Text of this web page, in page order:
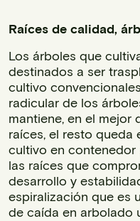
Raíces de calidad,
Los árboles que
destinados a ser
cultivo
radicular de los
mantiene, en el mejor
raíces, el resto queda
cultivo en
las raíces que
desarrollo y
espiralización que es
de caída en arbolado